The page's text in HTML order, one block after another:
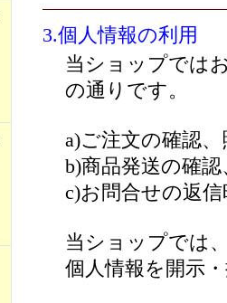
3.個人情報の利用
当ショップでは
の通りです。
a)ご注文の確認、
b)商品発送の確認
c)お問合せの返信
当ショップでは
個人情報を開示